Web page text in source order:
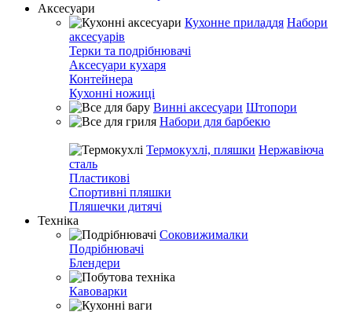
Аксесуари
Кухонне приладдя Набори
аксесуарів
Терки та подрібнювачі
Аксесуари кухаря
Контейнера
Кухонні ножиці
Винні аксесуари Штопори
Набори для барбекю
Термокухлі, пляшки Нержавіюча
сталь
Пластикові
Спортивні пляшки
Пляшечки дитячі
Техніка
Соковижималки
Подрібнювачі
Блендери
Кавоварки